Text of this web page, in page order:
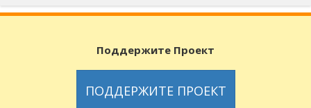
Поддержите Проект
ПОДДЕРЖИТЕ ПРОЕКТ